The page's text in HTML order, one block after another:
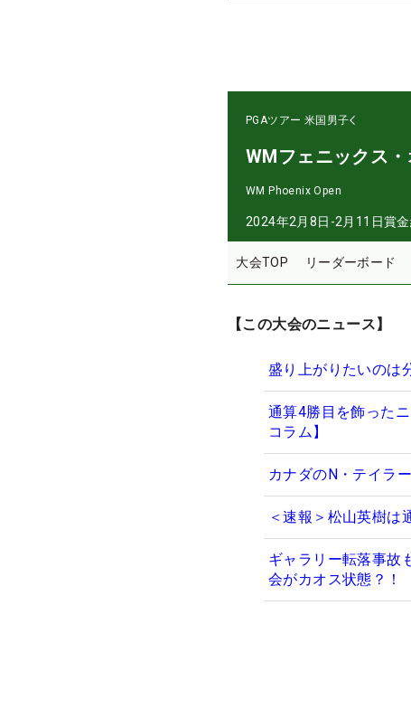
PGAツアー 米国男子
WMフェニックス
WM Phoenix Open
2024年2月8日-2月11日賞
大会TOP リーダーボード
【この大会のニュース】
盛り上がりたいのは
通算4勝目を飾った
コラム】
カナダのN・テイラ
＜速報＞松山英樹
ギャラリー転落事故
会がカオス状態？！